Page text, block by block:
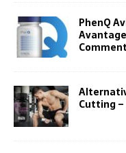
PhenQ
Cutting –